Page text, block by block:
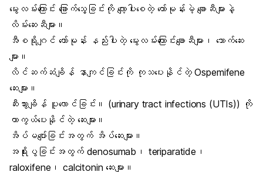
မွေးလမ်းကြောင်း ခြောက်သွေ့ခြင်းကို လျော့ပါးစေတဲ့ ဟော်မုန်းမဲ့ ချောဆီများနဲ့
လိမ်းဆေးဆီများ။
အီစရိုဂျင် ဟော်မုန်း နည်းပါးတဲ့ မွေးလမ်းကြောင်းချောဆီများ၊ သောက်ဆေး
များ။
လိင်ဆက်ဆံချိန် နာကျင်ခြင်းကို ကုသပေးနိုင်တဲ့ Ospemifene
ဆေးများ။
ဆီးသွားချိန် ပူလောင်ခြင်း။ (urinary tract infections (UTIs)) ကို
ကာကွယ်ပေးနိုင်တဲ့ ဆေးများ။
အိပ်မပျော်ခြင်းအတွက် အိပ်ဆေးများ။
အရိုးပွခြင်းအတွက် denosumab၊ teriparatide၊
raloxifene၊ calcitonin ဆေးများ။